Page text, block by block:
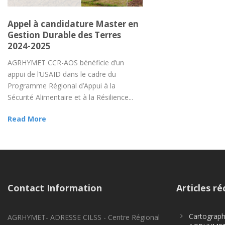
Appel à candidature Master en
Gestion Durable des Terres
2024-2025
AGRHYMET CCR-AOS bénéficie d’un
appui de l’USAID dans le cadre du
Programme Régional d’Appui à la
Sécurité Alimentaire et à la Résilience...
Read More
Contact Information
AGRHYMET- ADRESSE CILSS - Centre Régional
Articles